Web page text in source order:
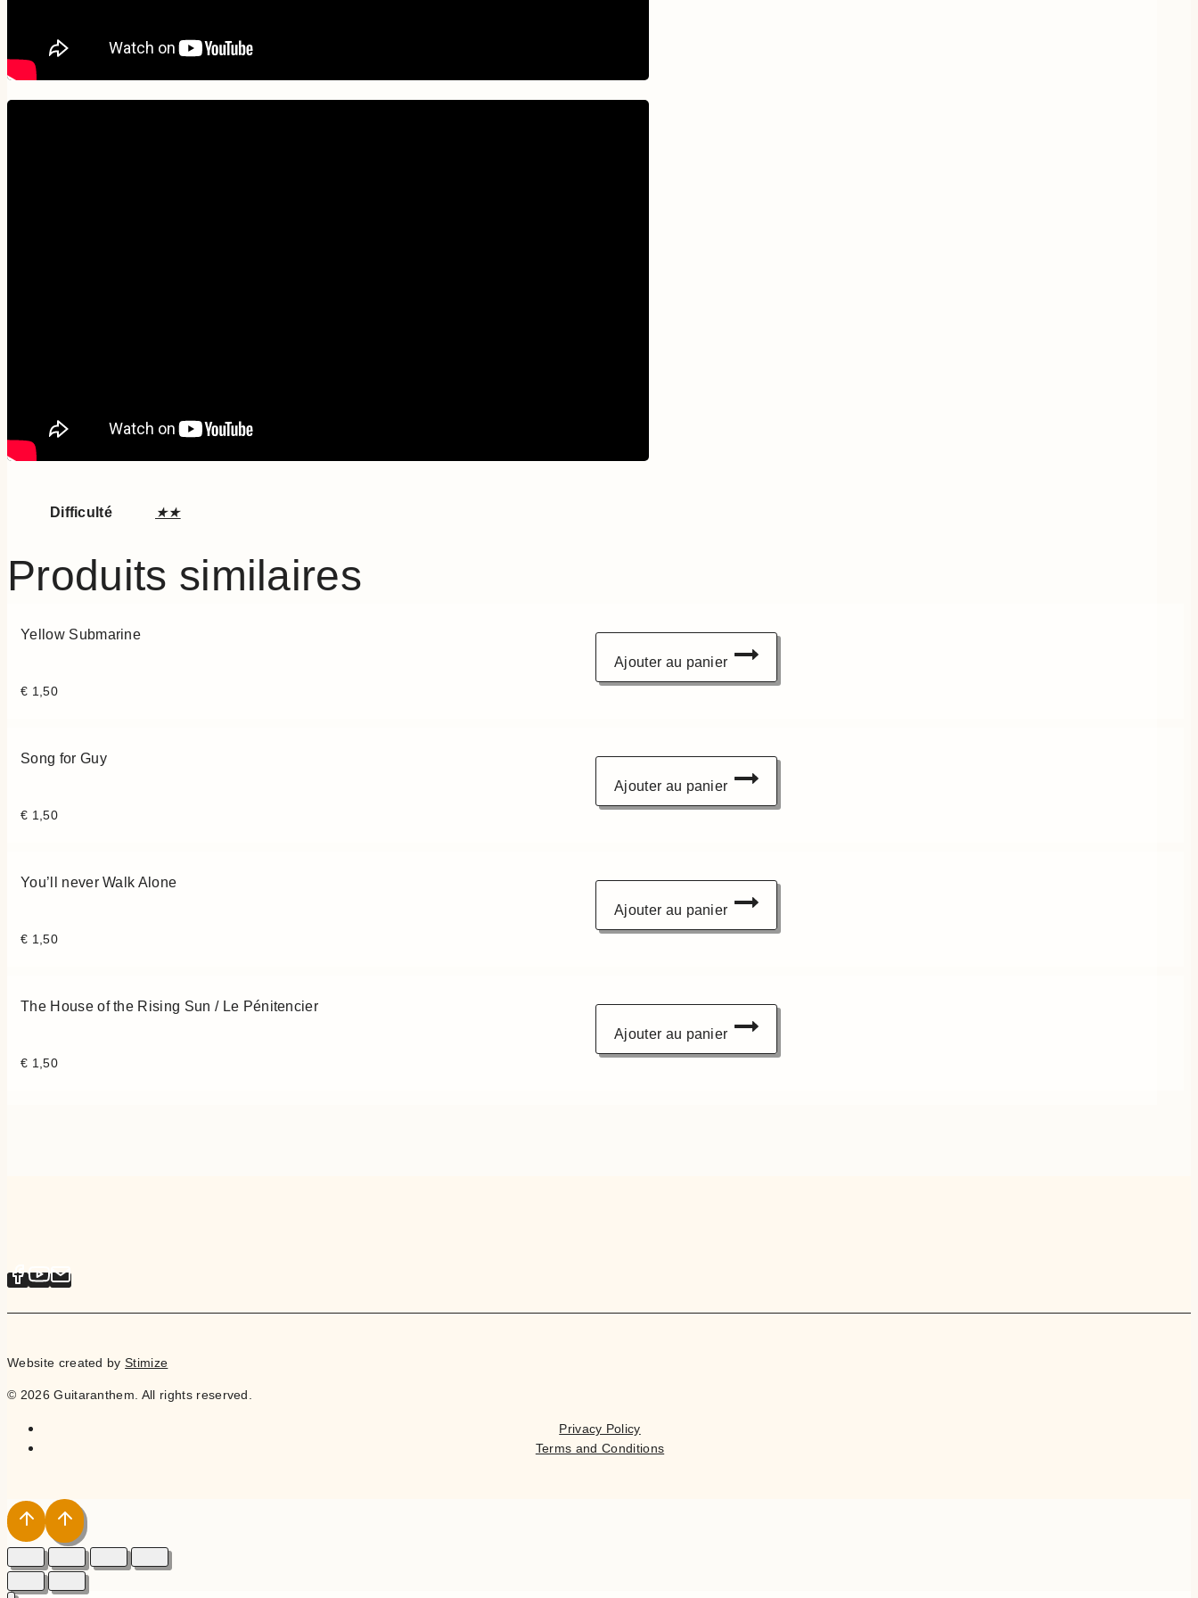
Difficulté ★★
Produits similaires
Yellow Submarine
€ 1,50
Ajouter au panier
Song for Guy
€ 1,50
Ajouter au panier
You’ll never Walk Alone
€ 1,50
Ajouter au panier
The House of the Rising Sun / Le Pénitencier
€ 1,50
Ajouter au panier
Website created byStimize
© 2026 Guitaranthem. All rights reserved.
Privacy Policy
Terms and Conditions